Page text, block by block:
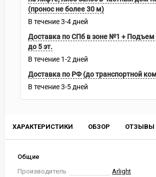
ХАРАКТЕРИСТИКИ ОБЗОР ОТЗЫВЫ
Общие
Производитель
Arlight
(пронос не более 30 м)
В течение3-4 дней
Доставка по СПб в зоне №1 + Подъем
до 5 эт.
В течение 1-2 дней
Доставка по РФ (до транспортной
В течение3-5 дней